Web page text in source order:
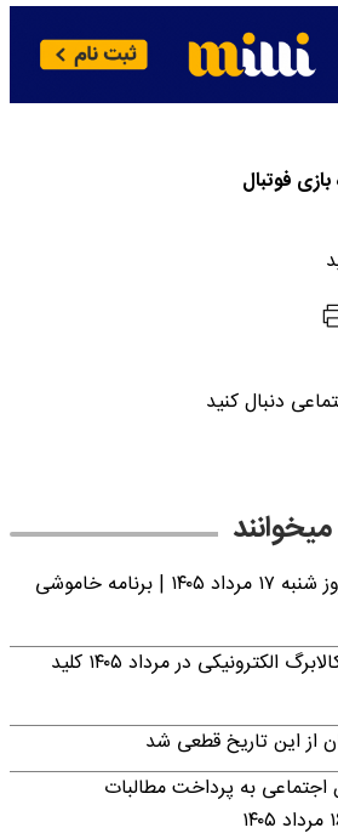
فوتبال
دنبال کنید
جدول قطعی برق کرمان روز شنبه ۱۷ مرداد ۱۴۰۵ | برنامه خاموشی
خبر فوری؛ افزایش اعتبار کالابرگ الکترونیکی در مرداد ۱۴۰۵ کلید
از این تاریخ قطعی شد
به پرداخت مطالبات